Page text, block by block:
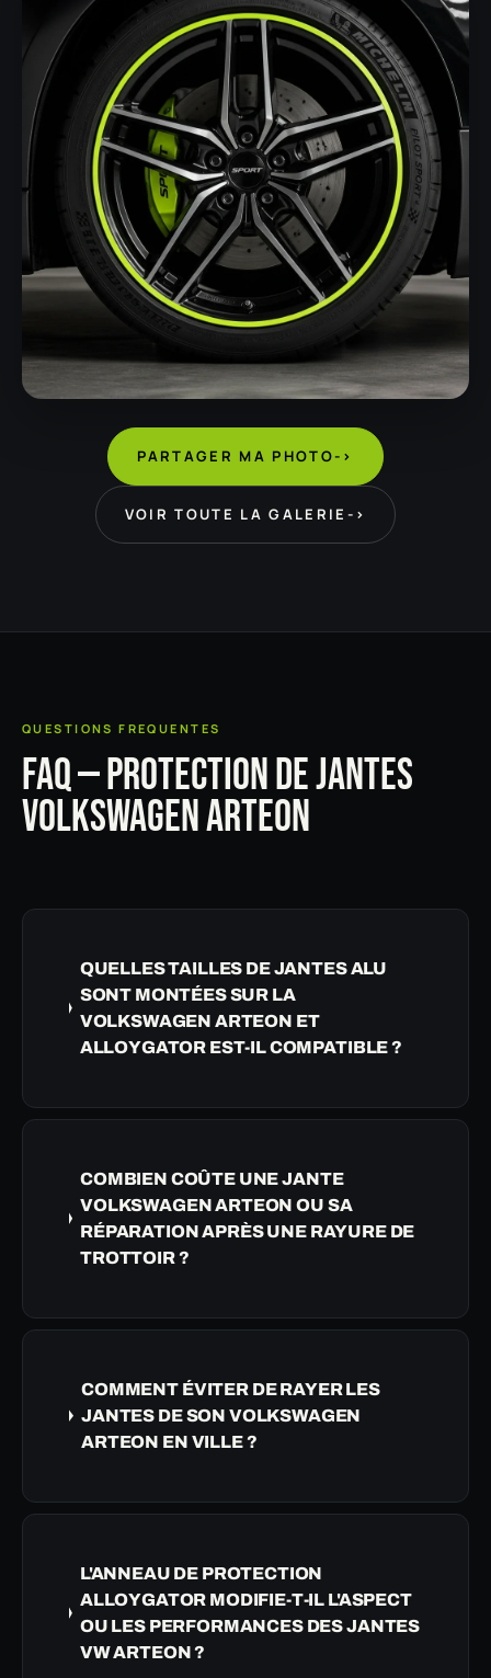
PARTAGER MA PHOTO->
VOIR TOUTE LA GALERIE ->
QUESTIONS FREQUENTES
FAQ — PROTECTION DE JANTES
VOLKSWAGEN ARTEON
QUELLES TAILLES DE JANTES ALU
SONT MONTÉES SUR LA
VOLKSWAGEN ARTEON ET
ALLOYGATOR EST-IL COMPATIBLE ?
COMBIEN COÛTE UNE JANTE
VOLKSWAGEN ARTEON OU SA
RÉPARATION APRÈS UNE RAYURE DE
TROTTOIR ?
COMMENT ÉVITER DE RAYER LES
JANTES DE SON VOLKSWAGEN
ARTEON EN VILLE ?
L'ANNEAU DE PROTECTION
ALLOYGATOR MODIFIE-T-IL L'ASPECT
OU LES PERFORMANCES DES JANTES
VW ARTEON ?